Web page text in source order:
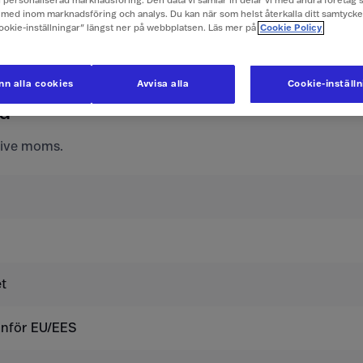
företagspriser här
och
moms.
EU/EES
inom marknadsföring och analys. Du kan när som helst återkalla ditt
inställningar” längst ner på webbplatsen. Läs mer på Cookie Policy
Cookie-
Avvisa alla
alla cookies